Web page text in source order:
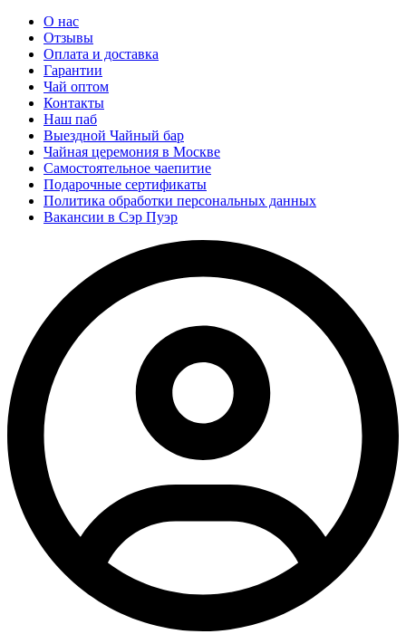
О нас
Отзывы
Оплата и доставка
Гарантии
Чай оптом
Контакты
Наш паб
Выездной Чайный бар
Чайная церемония в Москве
Самостоятельное чаепитие
Подарочные сертификаты
Политика обработки персональных данных
Вакансии в Сэр Пуэр